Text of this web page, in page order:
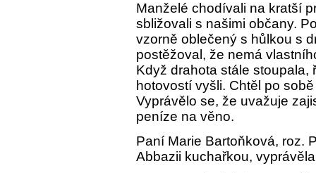
Manželé chodívali na kratší
sbližovali s našimi občany.
vzorně oblečený s hůlkou s
postěžoval, že nemá
Když drahota stále stoupala,
hotovostí vyšli. Chtěl po
Vyprávělo se, že uvažuje
peníze na věno.
Paní Marie Bartoňková, roz.
Abbazii kuchařkou,